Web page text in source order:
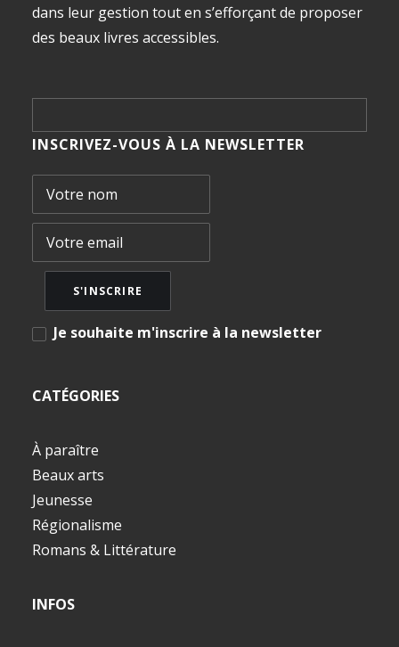
dans leur gestion tout en s’efforçant de proposer
des beaux livres accessibles.
INSCRIVEZ-VOUS À LA NEWSLETTER
Je souhaite m'inscrire à la newsletter
CATÉGORIES
À paraître
Beaux arts
Jeunesse
Régionalisme
Romans & Littérature
INFOS